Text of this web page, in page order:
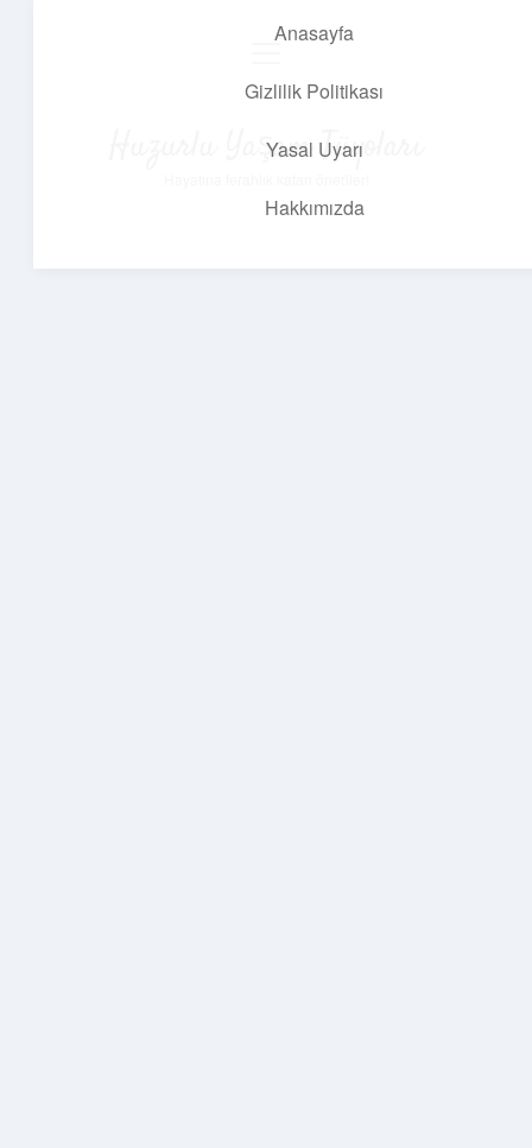
Anasayfa
Gizlilik Politikası
Yasal Uyarı
Hakkımızda
Huzurlu Yaşam Tüyoları